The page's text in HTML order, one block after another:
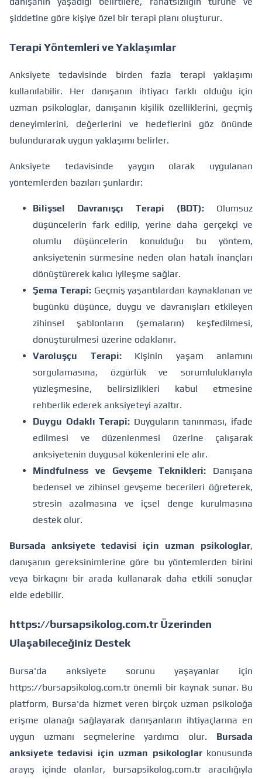
şiddetine göre kişiye özel bir terapi planı oluşturur.
Terapi Yöntemleri ve Yaklaşımlar
Anksiyete tedavisinde birden fazla terapi yaklaşımı
kullanılabilir. Her danışanın ihtiyacı farklı olduğu için
uzman psikologlar, danışanın kişilik özelliklerini, geçmiş
deneyimlerini, değerlerini ve hedeflerini göz önünde
bulundurarak uygun yaklaşımı belirler.
Anksiyete tedavisinde yaygın olarak uygulanan
yöntemlerden bazıları şunlardır:
Bilişsel Davranışçı Terapi (BDT): Olumsuz
düşüncelerin fark edilip, yerine daha gerçekçi ve
olumlu düşüncelerin konulduğu bu yöntem,
anksiyetenin sürmesine neden olan hatalı inançları
dönüştürerek kalıcı iyileşme sağlar.
Şema Terapi:Geçmiş yaşantılardan kaynaklanan ve
bugünkü düşünce, duygu ve davranışları etkileyen
zihinsel şablonların (şemaların) keşfedilmesi,
dönüştürülmesi üzerine odaklanır.
Varoluşçu Terapi:Kişinin yaşam anlamını
sorgulamasına, özgürlük ve sorumluluklarıyla
yüzleşmesine, belirsizlikleri kabul etmesine
rehberlik ederek anksiyeteyi azaltır.
Duygu Odaklı Terapi: Duyguların tanınması, ifade
edilmesi ve düzenlenmesi üzerine çalışarak
anksiyetenin duygusal kökenlerini ele alır.
Mindfulness ve Gevşeme Teknikleri: Danışana
bedensel ve zihinsel gevşeme becerileri öğreterek,
stresin azalmasına ve içsel denge kurulmasına
destek olur.
Bursada anksiyete tedavisi için uzman psikologlar,
danışanın gereksinimlerine göre bu yöntemlerden birini
veya birkaçını bir arada kullanarak daha etkili sonuçlar
elde edebilir.
https://bursapsikolog.com.tr Üzerinden
Ulaşabileceğiniz Destek
Bursa'da anksiyete sorunu yaşayanlar için
https://bursapsikolog.com.tr önemli bir kaynak sunar. Bu
platform, Bursa'da hizmet veren birçok uzman psikoloğa
erişme olanağı sağlayarak danışanların ihtiyaçlarına en
uygun uzmanı seçmelerine yardımcı olur. Bursada
anksiyete tedavisi için uzman psikologlarkonusunda
arayış içinde olanlar, bursapsikolog.com.tr aracılığıyla